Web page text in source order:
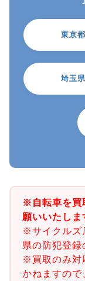
東京都
埼玉県
※自転車を買
願いいたしま
※サイクルズ
県の防犯登録
※買取のみ対
かねますので